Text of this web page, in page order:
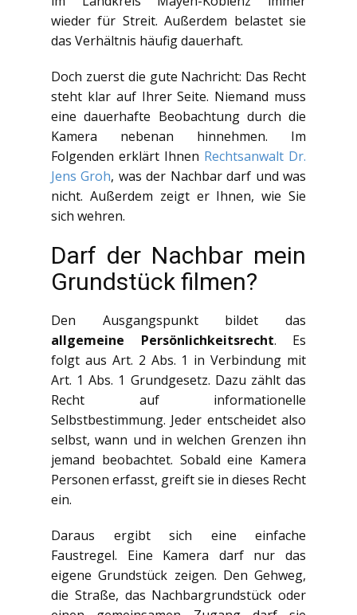
wieder für Streit. Außerdem belastet sie
das Verhältnis häufig dauerhaft.
Doch zuerst die gute Nachricht: Das Recht
steht klar auf Ihrer Seite. Niemand muss
eine dauerhafte Beobachtung durch die
Kamera nebenan hinnehmen. Im
Folgenden erklärt Ihnen Rechtsanwalt Dr.
Jens Groh, was der Nachbar darf und was
nicht. Außerdem zeigt er Ihnen, wie Sie
sich wehren.
Darf der Nachbar mein
Grundstück filmen?
Den Ausgangspunkt bildet das
allgemeine Persönlichkeitsrecht. Es
folgt aus Art. 2 Abs. 1 in Verbindung mit
Art. 1 Abs. 1 Grundgesetz. Dazu zählt das
Recht auf informationelle
Selbstbestimmung. Jeder entscheidet also
selbst, wann und in welchen Grenzen ihn
jemand beobachtet. Sobald eine Kamera
Personen erfasst, greift sie in dieses Recht
ein.
Daraus ergibt sich eine einfache
Faustregel. Eine Kamera darf nur das
eigene Grundstück zeigen. Den Gehweg,
die Straße, das Nachbargrundstück oder